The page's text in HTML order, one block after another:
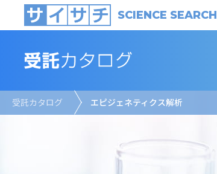
SCIENCE SEARCH
受託カタログ エピジェネティクス解析